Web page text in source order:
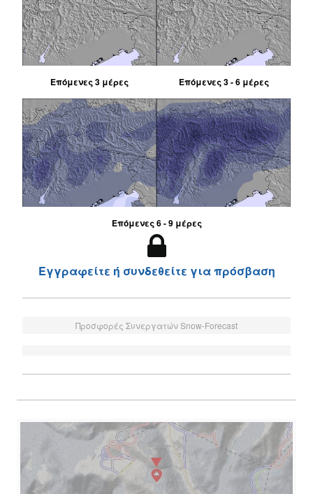
Επόμενες 3 μέρες Επόμενες 3 - 6 μέρες
Επόμενες 6 - 9 μέρες
Εγγραφείτε ή συνδεθείτε για πρόσβαση
Προσφορές Συνεργατών Snow-Forecast